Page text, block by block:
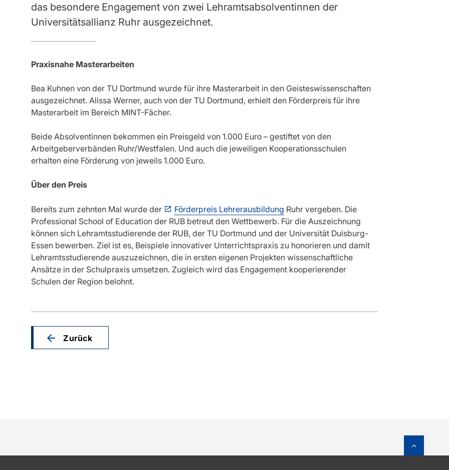
das besondere Engagement von zwei Lehramtsabsolventinnen der
Universitätsallianz Ruhr ausgezeichnet.
Praxisnahe Masterarbeiten
Bea Kuhnen von der TU Dortmund wurde für ihre Masterarbeit in den Geisteswissenschaften
ausgezeichnet. Alissa Werner, auch von der TU Dortmund, erhielt den Förderpreis für ihre
Masterarbeit im Bereich MINT-Fächer.
Beide Absolventinnen bekommen ein Preisgeld von 1.000 Euro – gestiftet von den
Arbeitgeberverbänden Ruhr/Westfalen. Und auch die jeweiligen Kooperationsschulen
erhalten eine Förderung von jeweils 1.000 Euro.
Über den Preis
Bereits zum zehnten Mal wurde der Förderpreis Lehrerausbildung Ruhr vergeben. Die
Professional School of Education der RUB betreut den Wettbewerb. Für die Auszeichnung
können sich Lehramtsstudierende der RUB, der TU Dortmund und der Universität Duisburg-
Essen bewerben. Ziel ist es, Beispiele innovativer Unterrichtspraxis zu honorieren und damit
Lehramtsstudierende auszuzeichnen, die in ersten eigenen Projekten wissenschaftliche
Ansätze in der Schulpraxis umsetzen. Zugleich wird das Engagement kooperierender
Schulen der Region belohnt.
Zurück